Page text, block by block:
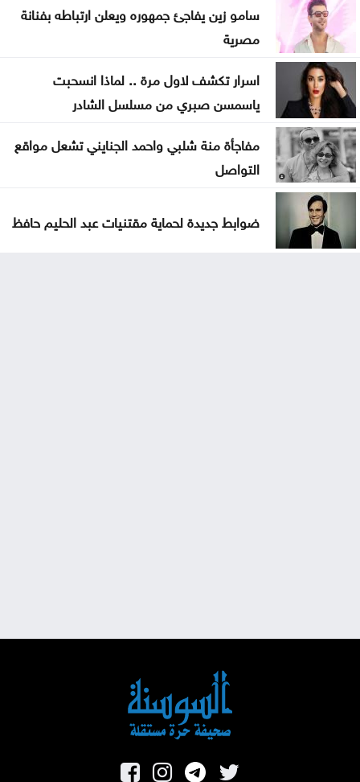
سامو زين يفاجئ جمهوره ويعلن ارتباطه بفنانة
مصرية
اسرار تكشف لاول مرة .. لماذا انسحبت
ياسمسن صبري من مسلسل الشادر
مفاجأة منة شلبي واحمد الجنايني تشعل مواقع
التواصل
ضوابط جديدة لحماية مقتنيات عبد الحليم حافظ